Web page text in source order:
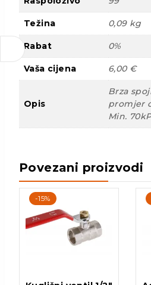
Težina 0,09 kg
Rabat 0%
Vaša cijena 6,00 €
Opis
Brza
promjer
Min.
Povezani proizvodi
-15%